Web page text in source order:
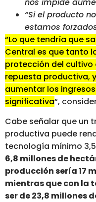
nos impide
“Si el producto
estamos
“Lo que tendría que
Central es que tanto
protección del cultivo
repuesta productiva,
aumentar los
significativa“,
Cabe señalar que un
productiva puede
tecnología mínimo
6,8 millones de
producción sería 17
mientras que con la
ser de 23,8 millones